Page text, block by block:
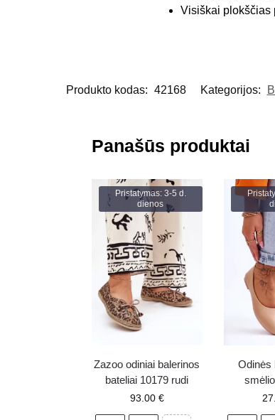
Visiškai plokščias
Produkto kodas: 42168 Kategorijos:
Panašūs produktai
Pristatymas: 3-5 d.
dienos
Zazoo odiniai balerinos
bateliai 10179 rudi
93.00 €
Odinės